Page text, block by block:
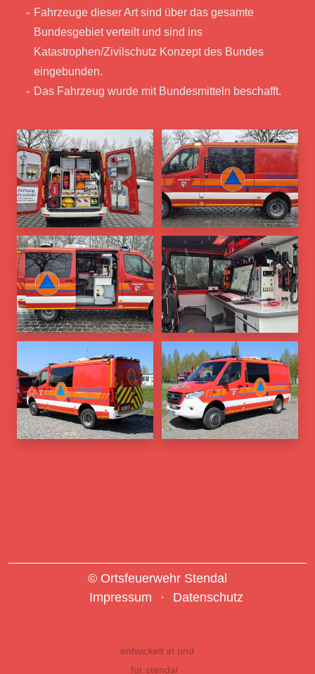
Fahrzeuge dieser Art sind über das gesamte
Bundesgebiet verteilt und sind ins
Katastrophen/Zivilschutz Konzept des Bundes
eingebunden.
Das Fahrzeug wurde mit Bundesmitteln beschafft.
© Ortsfeuerwehr Stendal
Impressum
Datenschutz
entwickelt in und
für stendal ·